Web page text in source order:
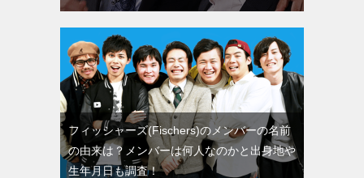
フィッシャーズ(Fischers)のメンバーの名前
の由来は？メンバーは何人なのかと出身地や
生年月日も調査！